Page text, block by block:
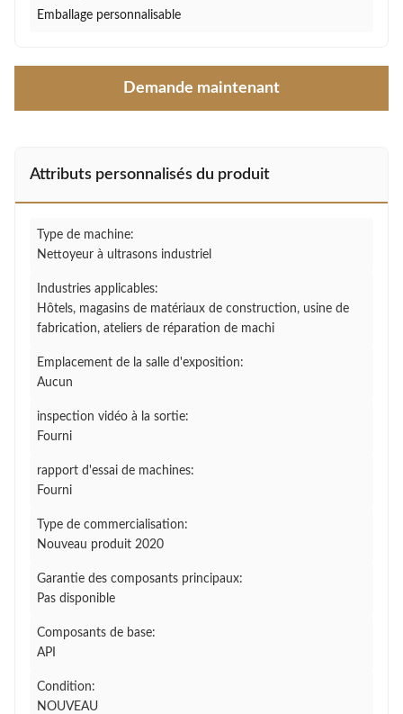
Emballage personnalisable
Demande maintenant
Attributs personnalisés du produit
Type de machine:
Nettoyeur à ultrasons industriel
Industries applicables:
Hôtels, magasins de matériaux de construction, usine de
fabrication, ateliers de réparation de machi
Emplacement de la salle d'exposition:
Aucun
inspection vidéo à la sortie:
Fourni
rapport d'essai de machines:
Fourni
Type de commercialisation:
Nouveau produit 2020
Garantie des composants principaux:
Pas disponible
Composants de base:
API
Condition:
NOUVEAU